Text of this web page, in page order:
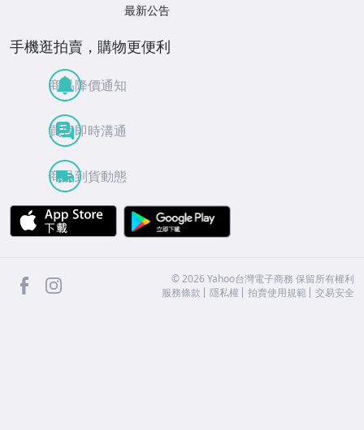
最新公告
手機逛拍賣，購物更便利
商品降價通知
買賣即時溝通
商品到貨動態
APP Store
facebook ©2026 Yahoo台灣電子商務 保留所有權利
服務條款
隱私權 拍賣使用規範 交易安全